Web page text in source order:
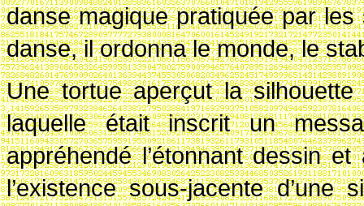
danse magique pratiquée par
danse, il ordonna le monde, le
Une tortue aperçut la
laquelle était inscrit un
appréhendé l’étonnant dessin
l’existence sous-jacente d’une